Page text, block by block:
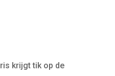
krijgt tik op de